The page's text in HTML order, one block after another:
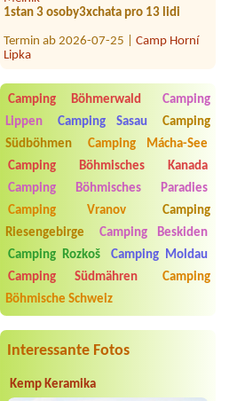
Termin ab 2026-07-25 | Camp Horní
Lipka
Termin ab 2026-08-04 |
1Wohnwagen
Termin ab 2026-07-27 |Koupaliště
2l chatka
Termin ab 2026-07-30 |
Husarůvkou
4 L chatka 4 osoby
Termin ab 2026-07-30 |tábořiště
Orlice
2 stany
1 místo pro obyt.přívěs +el.přípojka+
auto, 3 osoby
Camping Böhmerwald
Camping
Lippen
Camping Sasau
Camping
Südböhmen
Camping Mácha-See
Camping Böhmisches Kanada
Camping Böhmisches Paradies
Camping Vranov
Camping
Riesengebirge
Camping Beskiden
Camping Rozkoš
Camping Moldau
Camping Südmähren
Camping
Böhmische Schweiz
Interessante Fotos
Kemp Keramika